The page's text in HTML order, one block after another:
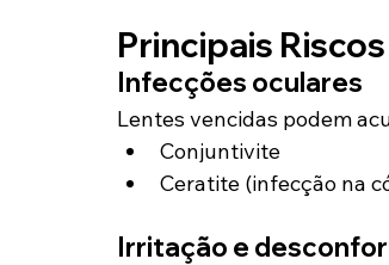
Principais
Infecções oculares
Lentes vencidas podem
Conjuntivite
Ceratite (infecção na
Irritação e